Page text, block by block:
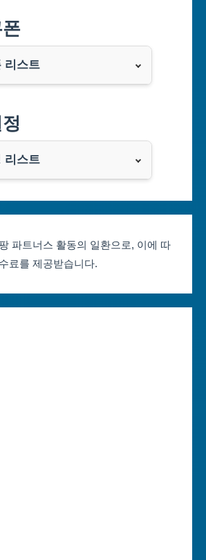
리스트
리스트
정
정
파트너스 활동의 일환으로, 이에 따
료를 제공받습니다.